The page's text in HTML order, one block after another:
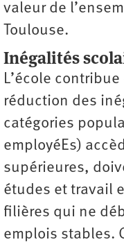
valeur de
Toulouse.
Inégalités
L’école
réduction des
catégories
employéEs)
supérieures,
études et travail
filières qui ne
emplois stables.